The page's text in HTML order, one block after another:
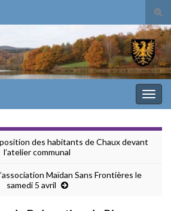
des habitants de Chaux devant
l’atelier communal
Maïdan Sans Frontières le
samedi 5 avril